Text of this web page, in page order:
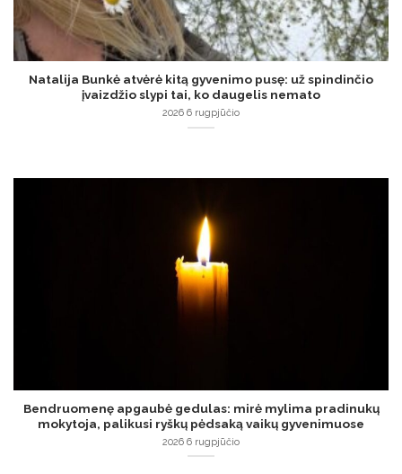
Natalija Bunkė atvėrė kitą gyvenimo pusę: už spindinčio
įvaizdžio slypi tai, ko daugelis nemato
2026 6 rugpjūčio
Bendruomenę apgaubė gedulas: mirė mylima pradinukų
mokytoja, palikusi ryškų pėdsaką vaikų gyvenimuose
2026 6 rugpjūčio